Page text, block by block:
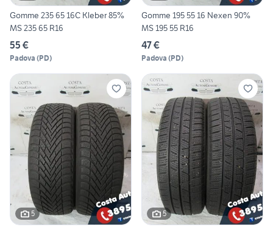
Gomme 235 65 16C Kleber 85%
MS 235 65 R16
55 €
Padova (PD)
Gomme 195 55 16 Nexen 90%
MS 195 55 R16
47 €
Padova (PD)
5 5